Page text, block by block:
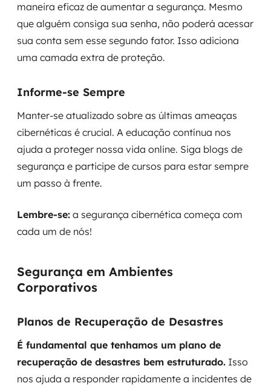
maneira eficaz de aumentar a segurança. Mesmo
que alguém consiga sua senha, não poderá acessar
sua conta sem esse segundo fator. Isso adiciona
uma camada extra de proteção.
Informe-se Sempre
Manter-se atualizado sobre as últimas ameaças
cibernéticas é crucial. A educação contínua nos
ajuda a proteger nossa vida online. Siga blogs de
segurança e participe de cursos para estar sempre
um passo à frente.
Lembre-se: a segurança cibernética começa com
cada um de nós!
Segurança em Ambientes
Corporativos
Planos de Recuperação de Desastres
É fundamental que tenhamos um plano de
recuperação de desastres bem estruturado. Isso
nos ajuda a responder rapidamente a incidentes de